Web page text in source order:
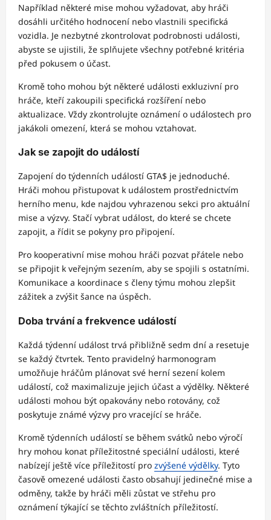
Například některé mise mohou vyžadovat, aby hráči
dosáhli určitého hodnocení nebo vlastnili specifická
vozidla. Je nezbytné zkontrolovat podrobnosti události,
abyste se ujistili, že splňujete všechny potřebné kritéria
před pokusem o účast.
Kromě toho mohou být některé události exkluzivní pro
hráče, kteří zakoupili specifická rozšíření nebo
aktualizace. Vždy zkontrolujte oznámení o událostech pro
jakákoli omezení, která se mohou vztahovat.
Jak se zapojit do událostí
Zapojení do týdenních událostí GTA$ je jednoduché.
Hráči mohou přistupovat k událostem prostřednictvím
herního menu, kde najdou vyhrazenou sekci pro aktuální
mise a výzvy. Stačí vybrat událost, do které se chcete
zapojit, a řídit se pokyny pro připojení.
Pro kooperativní mise mohou hráči pozvat přátele nebo
se připojit k veřejným sezením, aby se spojili s ostatními.
Komunikace a koordinace s členy týmu mohou zlepšit
zážitek a zvýšit šance na úspěch.
Doba trvání a frekvence událostí
Každá týdenní událost trvá přibližně sedm dní a resetuje
se každý čtvrtek. Tento pravidelný harmonogram
umožňuje hráčům plánovat své herní sezení kolem
událostí, což maximalizuje jejich účast a výdělky. Některé
události mohou být opakovány nebo rotovány, což
poskytuje známé výzvy pro vracející se hráče.
Kromě týdenních událostí se během svátků nebo výročí
hry mohou konat příležitostné speciální události, které
nabízejí ještě více příležitostí pro zvýšené výdělky. Tyto
časově omezené události často obsahují jedinečné mise a
odměny, takže by hráči měli zůstat ve střehu pro
oznámení týkající se těchto zvláštních příležitostí.